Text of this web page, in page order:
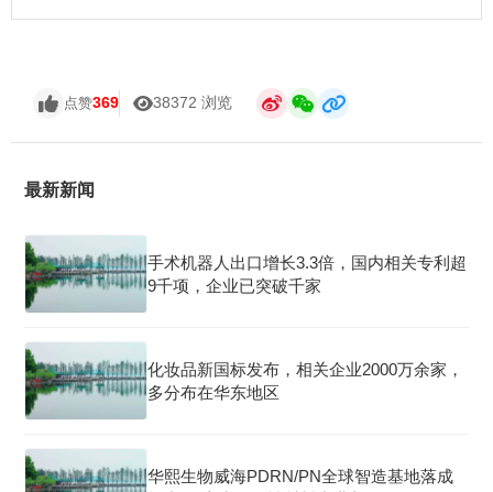
点赞369 38372 浏览
最新新闻
手术机器人出口增长3.3倍，国内相关专利超
9千项，企业已突破千家
化妆品新国标发布，相关企业2000万余家，
多分布在华东地区
华熙生物威海PDRN/PN全球智造基地落成